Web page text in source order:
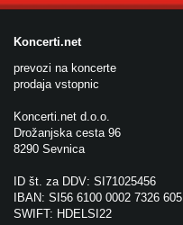
Koncerti.net
prevozi na koncerte
prodaja vstopnic
Koncerti.net d.o.o.
Drožanjska cesta 96
8290 Sevnica
ID št. za DDV: SI71025456
IBAN: SI56 6100 0002 7326 605
SWIFT: HDELSI22